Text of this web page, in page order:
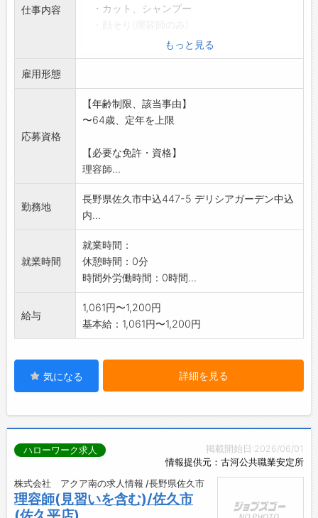
仕事内容
・カット、シャンプー
・パーマ、ロッド巻き、ブロー、カラー等
・ドライヤー等備品の準備や使用後の片づ
・使用済みタオル類の洗たく
・ロッド等器具類の洗浄など
・フロアの清掃
り)
変更範囲:変更なし
もっと見る
雇用形態
応募資格
【年齢制限、該当事由】
〜64歳、定年を上限
【必要な免許・資格】
理容師...
勤務地
長野県佐久市中込447-5 デリシアガーデン中込
内...
就業時間
就業時間：
休憩時間：0分
時間外労働時間：0時間...
給与
1,061円〜1,200円
基本給：1,061円〜1,200円
気になる 詳細を見る
掲載開始日:2026/06/01
情報提供元：古河公共職業安定所
ハローワーク求人
株式会社 アクア南の求人情報 /長野県佐久市
理容師(見習いを含む)/佐久市